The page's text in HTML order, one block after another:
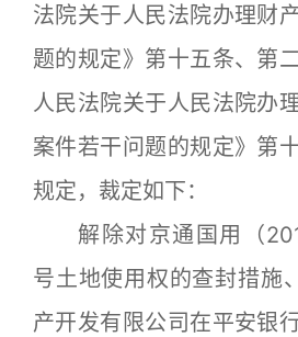
法院关于人民法院办理财
题的规定》第十五条、第
人民法院关于人民法院办
案件若干问题的规定》第
规定，裁定如下：
解除对京通国用（
号土地使用权的查封措施
产开发有限公司在平安银